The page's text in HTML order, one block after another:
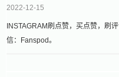
2022-12-15
INSTAGRAM刷点赞，买点赞，刷
信：Fanspod。